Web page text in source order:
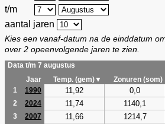
t/m
aantal jaren
Kies een vanaf-datum na de einddatum
over 2 opeenvolgende jaren te zien.
Data t/m 7 augustus
Jaar
Temp. (gem)▼ Zonuren (som)
1
1990 11,92 0,0
2 2024 11,74 1140,1
3 2007 11,66 1214,7